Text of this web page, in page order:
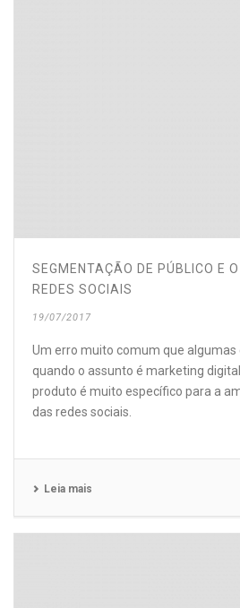
SEGMENTAÇÃO DE PÚBLICO E
REDES SOCIAIS
19/07/2017
Um erro muito comum que
quando o assunto é marketing
produto é muito específico para a
das redes sociais.
Leia mais